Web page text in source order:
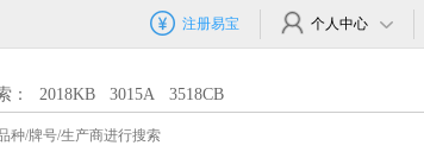
注册易宝 个人中心
： 2018KB 3015A 3518CB